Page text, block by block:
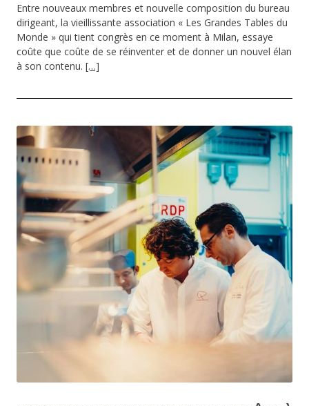
Entre nouveaux membres et nouvelle composition du bureau
dirigeant, la vieillissante association « Les Grandes Tables du
Monde » qui tient congrès en ce moment à Milan, essaye
coûte que coûte de se réinventer et de donner un nouvel élan
à son contenu. […]